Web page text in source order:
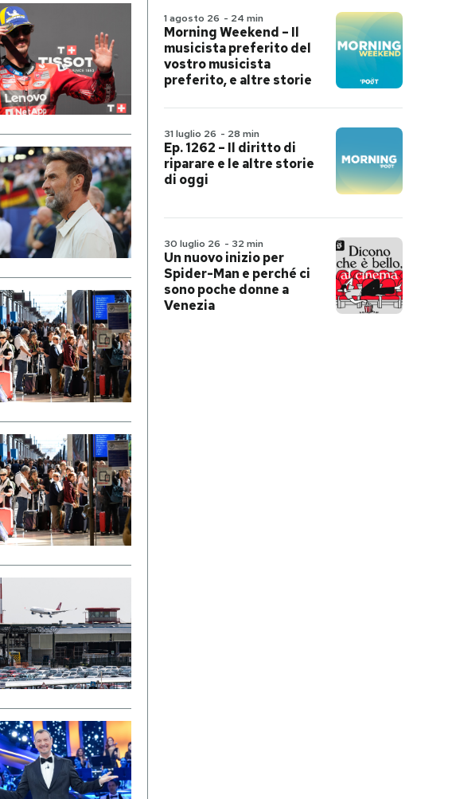
1 agosto 26 - 24 min
Morning Weekend – Il
musicista preferito del
vostro musicista
preferito, e altre storie
31 luglio 26 - 28 min
Ep. 1262 – Il diritto di
riparare e le altre storie
di oggi
30 luglio 26 - 32 min
Un nuovo inizio per
Spider-Man e perché ci
sono poche donne a
Venezia